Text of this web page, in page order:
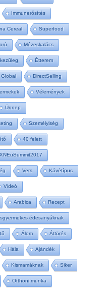
Immunerősítés
Cereal Superfood
Mézeskalács
Étterem
Global DirectSelling
Vélemények
Ünnep
Személyiség
40 felett
Vers Kávétípus
Videó
Arabica Recept
édesanyáknak
Álom Áttörés
Hála Ajándék
Kismamáknak Siker
Otthoni munka